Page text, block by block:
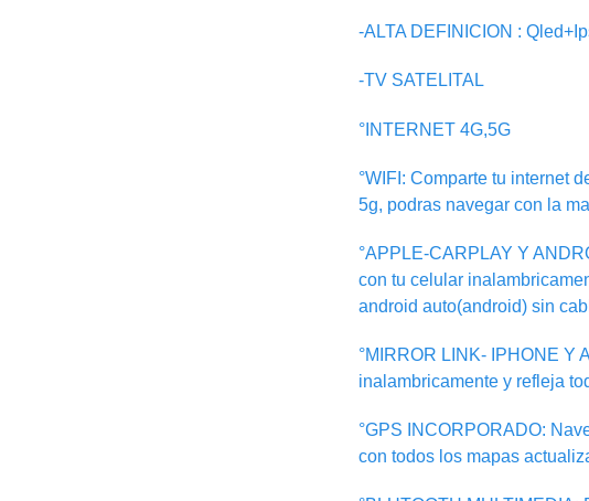
-ALTA DEFINICION :
-TV SATELITAL
°INTERNET 4G,5G
°WIFI: Comparte tu internet
5g, podras navegar con la
°APPLE-CARPLAY Y
con tu celular
android auto(android) sin
°MIRROR LINK- IPHONE Y
inalambricamente y refleja
°GPS INCORPORADO:
con todos los mapas